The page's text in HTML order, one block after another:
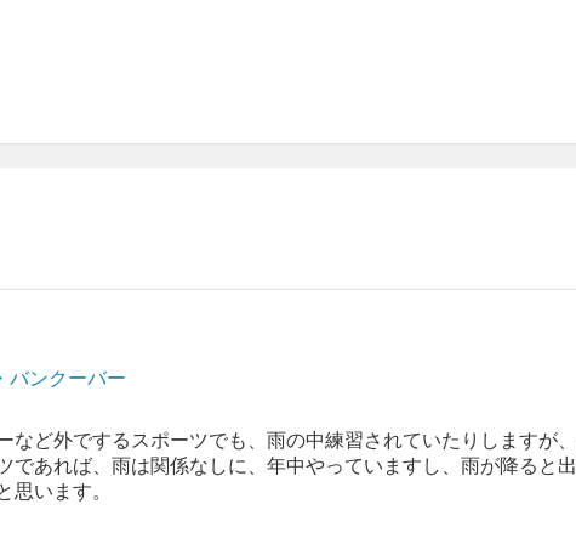
バンクーバー
など外でするスポーツでも、雨の中練習されていたりしますが
あれば、雨は関係なしに、年中やっていますし、雨が降ると
思います。